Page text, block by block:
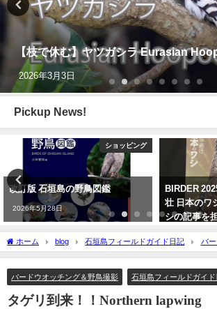
【枝で休む】ヤツガシラ Eurasian
2026年3月3日
Pickup News!
ショッピング
改訂版 石垣島の野鳥図鑑
2026年5月28日
BIRDER
壮 日本のワ
シの記事を
ホーム blog 石垣島フィールドガイド日記
バー
影
タゲリ到来！！Northern lapwing
バードウオッチング＆野鳥撮影 石垣島フィールドガイド
タゲリ到来！！Northern lapwing